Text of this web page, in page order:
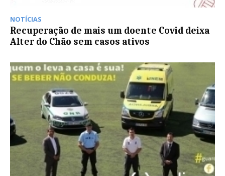
NOTÍCIAS
Recuperação de mais um doente Covid deixa
Alter do Chão sem casos ativos